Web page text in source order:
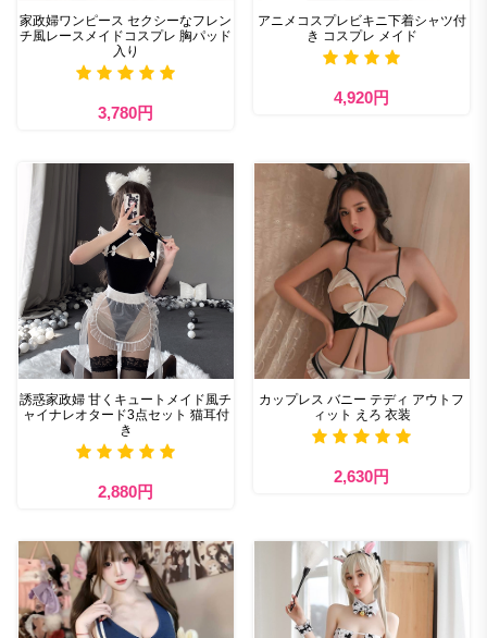
家政婦ワンピース セクシーなフレン
チ風レースメイドコスプレ 胸パッド
入り
3,780円
アニメコスプレビキニ下着シャツ付
き コスプレ メイド
4,920円
誘惑家政婦 甘くキュートメイド風チ
ャイナレオタード3点セット 猫耳付
き
2,880円
カップレス バニー テディ アウトフ
ィット えろ 衣装
2,630円